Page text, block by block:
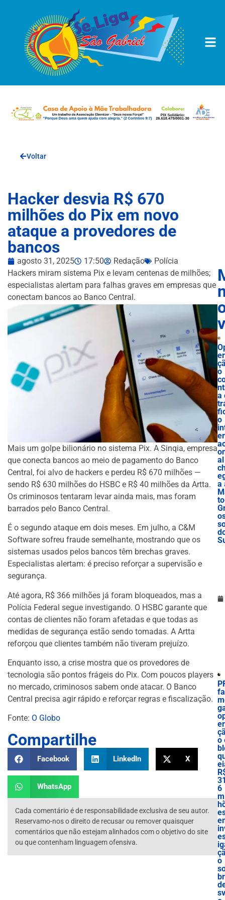
Voltar
Hacker desvia R$ 670
milhões do Pix em novo
ataque a provedores de
bancos
agosto 31, 2025 17:50 Redação
Polícia
Hackers miram sistema Pix e levam centenas de milhões;
especialistas alertam para falhas graves em empresas que
conectam bancos ao Banco Central.
Mais um golpe bilionário no sistema Pix. A Sinqia, empresa
que conecta bancos ao meio de pagamento do Banco
Central, foi alvo de hackers e perdeu R$ 670 milhões —
sendo R$ 630 milhões do HSBC e R$ 40 milhões da Artta.
Os criminosos tentaram levar ainda mais, mas foram
barrados pelo Banco Central.
É o segundo ataque em dois meses. Em julho, a C&M
Software sofreu fraude semelhante, mostrando que os
sistemas usados pelos bancos têm brechas graves.
Especialistas alertam: é preciso reforçar a supervisão e
segurança.
Até agora, R$ 366 milhões já foram bloqueados, mas a
Polícia Federal segue investigando. O HSBC garante que
contas de clientes não foram afetadas e que todas as
medidas de segurança estão sendo tomadas. A Artta
reforçou que clientes também não tiveram prejuízo.
Enquanto isso, a crise mostra que os provedores de
tecnologia são pontos frágeis do Pix. Com poucos players
no mercado, criminosos sabem onde atacar. O Banco
Central precisa agir rápido e reforçar regras e fiscalização.
Fonte: O Globo
Compartilhe
Facebook LinkedIn X
WhatsApp
Cada comentário é de responsabilidade exclusiva de seu autor.
Reservamo-nos o direito de recusar ou remover quaisquer
comentários que não estejam alinhados com o objetivo do site
ou que contenham linguagem ofensiva.
o
a
o
al
a
to
o
6
o